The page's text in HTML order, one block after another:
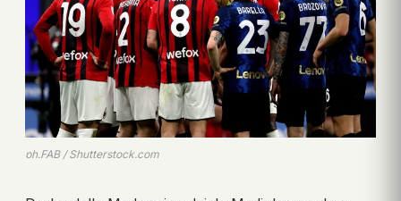
ph.FAB / Shutterstock.com